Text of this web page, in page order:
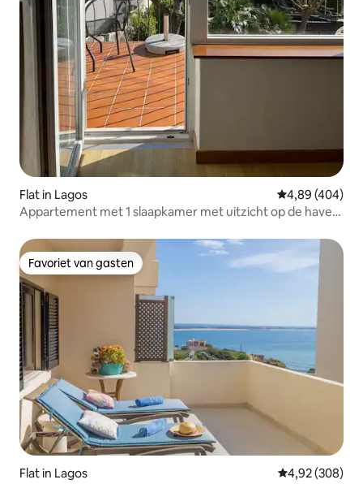
Flat in Lagos Gemiddelde
4,89 (404)
Appartement met 1 slaapkamer met uitzicht op de haven
Favoriet van gasten
Favoriet van gasten
Flat in Lagos Gemiddelde
4,92 (308)